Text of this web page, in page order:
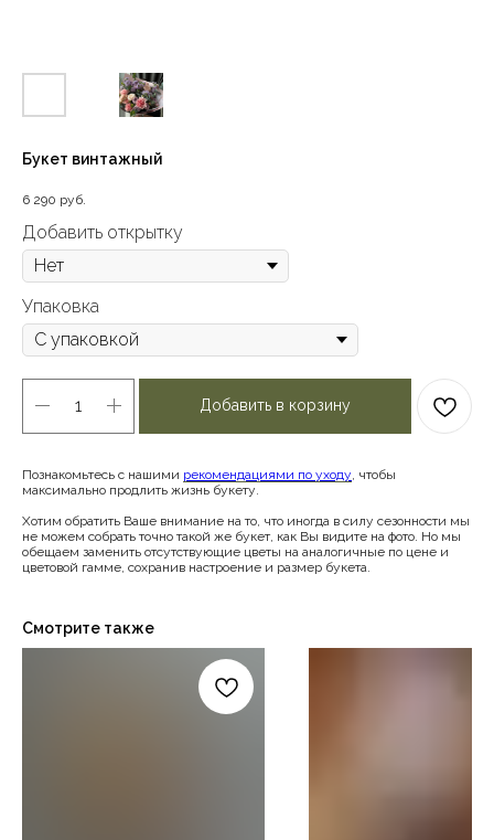
Букет винтажный
6 290 руб.
Добавить открытку
Упаковка
Добавить в корзину
Познакомьтесь с нашими рекомендациями по уходу , чтобы
максимально продлить жизнь букету.
Хотим обратить Ваше внимание на то, что иногда в силу сезонности мы
не можем собрать точно такой же букет, как Вы видите на фото. Но мы
обещаем заменить отсутствующие цветы на аналогичные по цене и
цветовой гамме, сохранив настроение и размер букета.
Смотрите также